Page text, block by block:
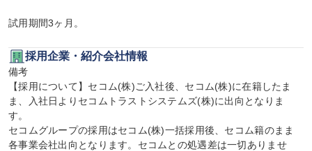
試用期間3ヶ月。
採用企業・紹介会社情報
備考
【採用について】セコム(株)ご入社後、セコム(株)に在籍したま
ま、入社日よりセコムトラストシステムズ(株)に出向となりま
す。
セコムグループの採用はセコム(株)一括採用後、セコム籍のまま
各事業会社出向となります。セコムとの処遇差は一切ありませ